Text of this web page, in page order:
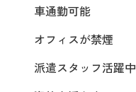
車通勤可能
オフィスが禁煙
派遣スタッフ活躍中